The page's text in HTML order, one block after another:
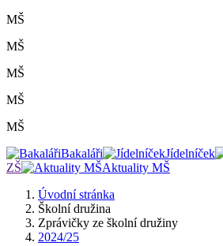
MŠ
MŠ
MŠ
MŠ
MŠ
Bakaláři
Jídelníček
ZŠ
Aktuality MŠ
Úvodní stránka
Školní družina
Zprávičky ze školní družiny
2024/25